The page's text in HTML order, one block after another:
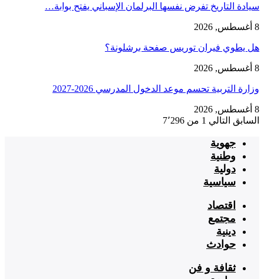
سيادة التاريخ تفرض نفسها البرلمان الإسباني يفتح بوابة…
8 أغسطس, 2026
هل يطوي فيران توريس صفحة برشلونة؟
8 أغسطس, 2026
وزارة التربية تحسم موعد الدخول المدرسي 2026-2027
8 أغسطس, 2026
السابق التالي 1 من 7٬296
جهوية
وطنية
دولية
سياسية
اقتصاد
مجتمع
دينية
حوادث
ثقافة و فن